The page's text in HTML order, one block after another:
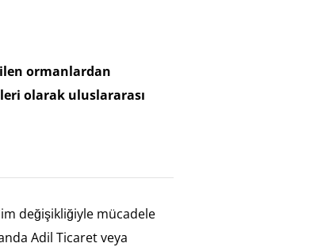
ormanlardan
olarak uluslararası
değişikliğiyle mücadele
Adil Ticaret veya